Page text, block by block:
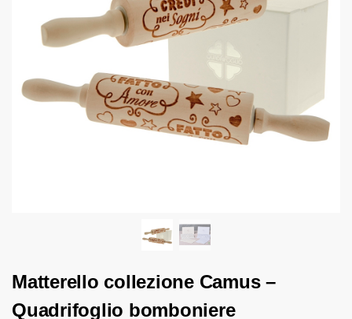
Matterello collezione Camus –
Quadrifoglio bomboniere